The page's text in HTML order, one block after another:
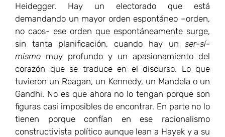
Heidegger. Hay un electorado que está
demandando un mayor orden espontáneo –orden,
no caos- ese orden que espontáneamente surge,
sin tanta planificación, cuando hay un ser-sí-
mismo muy profundo y un apasionamiento del
corazón que se traduce en el discurso. Lo que
tuvieron un Reagan, un Kennedy, un Mandela o un
Gandhi. No es que ahora no lo tengan porque son
figuras casi imposibles de encontrar. En parte no lo
tienen porque confían en ese racionalismo
constructivista político aunque lean a Hayek y a su